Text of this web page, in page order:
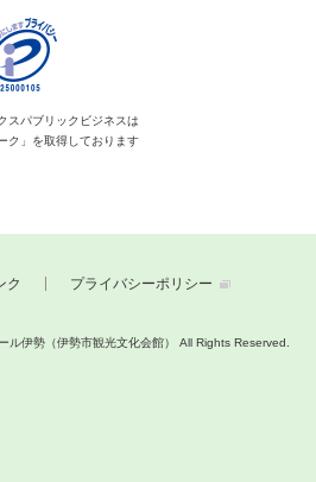
ス パブリックビジネスは
ク」を取得しております
ク プライバシーポリシー
伊勢（伊勢市観光文化会館） All Rights Reserved.